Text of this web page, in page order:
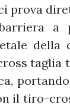
ci prova
a
della
taglia
il tiro-